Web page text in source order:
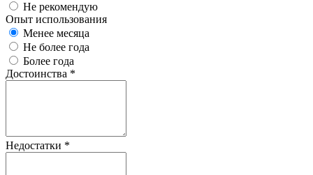
Не рекомендую
Опыт использования
Менее месяца
Не более года
Более года
Достоинства *
Недостатки *